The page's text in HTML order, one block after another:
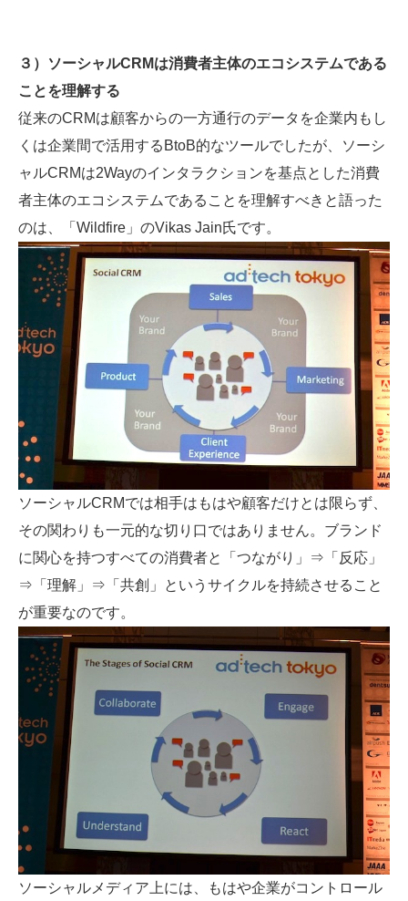
３）ソーシャルCRMは消費者主体のエコシステムである
ことを理解する
従来のCRMは顧客からの一方通行のデータを企業内もし
くは企業間で活用するBtoB的なツールでしたが、ソーシ
ャルCRMは2Wayのインタラクションを基点とした消費
者主体のエコシステムであることを理解すべきと語った
のは、「Wildfire」のVikas Jain氏です。
ソーシャルCRMでは相手はもはや顧客だけとは限らず、
その関わりも一元的な切り口ではありません。ブランド
に関心を持つすべての消費者と「つながり」⇒「反応」
⇒「理解」⇒「共創」というサイクルを持続させること
が重要なのです。
ソーシャルメディア上には、もはや企業がコントロール